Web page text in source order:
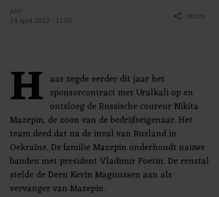
ANP
14 april 2022 - 11:05
share DELEN
H aas zegde eerder dit jaar het
sponsorcontract met Uralkali op en
ontsloeg de Russische coureur Nikita
Mazepin, de zoon van de bedrijfseigenaar. Het
team deed dat na de inval van Rusland in
Oekraïne. De familie Mazepin onderhoudt nauwe
banden met president Vladimir Poetin. De renstal
stelde de Deen Kevin Magnussen aan als
vervanger van Mazepin.